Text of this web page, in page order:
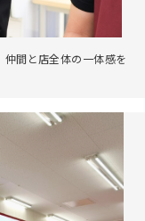
間と店全体の一体感を